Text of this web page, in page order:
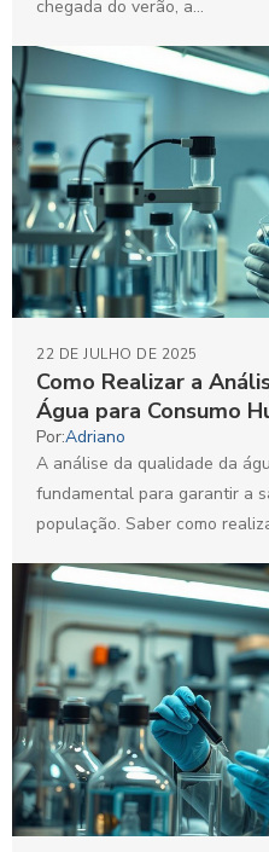
chegada do verão, a...
Como Realizar a
Água para Consumo
22 DE JULHO DE 2025
Por:Adriano
A análise da qualidade da
fundamental para garantir a
população. Saber como